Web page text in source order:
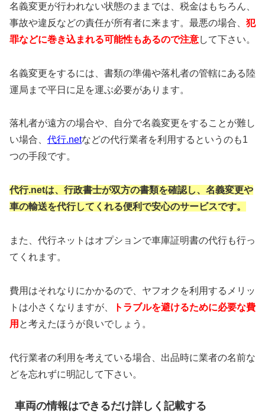
名義変更が行われない状態のままでは、税金はもちろん、
事故や違反などの責任が所有者に来ます。最悪の場合、 犯
罪などに巻き込まれる可能性もあるので注意して下さい。
名義変更をするには、書類の準備や落札者の管轄にある陸
運局まで平日に足を運ぶ必要があります。
落札者が遠方の場合や、自分で名義変更をすることが難し
い場合、 代行.netなどの代行業者を利用するというのも1
つの手段です。
代行.netは、行政書士が双方の書類を確認し、 名義変更や
車の輸送を代行してくれる便利で安心のサービスです。
また、代行ネットはオプションで車庫証明書の代行も行っ
てくれます。
費用はそれなりにかかるので、ヤフオクを利用するメリッ
トは小さくなりますが、
トラブルを避けるために必要な費
用 と考えたほうが良いでしょう。
代行業者の利用を考えている場合、出品時に業者の名前な
どを忘れずに明記して下さい。
車両の情報はできるだけ詳しく記載する